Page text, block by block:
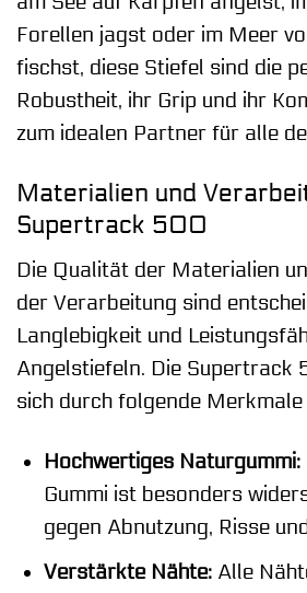
Forellen jagst oder im Meer
fischst, diese Stiefel sind die
Robustheit, ihr Grip und ihr
zum idealen Partner für alle
Materialien und
Supertrack 500
Die Qualität der Materialien
der Verarbeitung sind
Langlebigkeit und
Angelstiefeln. Die Supertrack
sich durch folgende Merkmale
Hochwertiges Naturgummi:
Gummi ist besonders
gegen Abnutzung, Risse
Verstärkte Nähte:Alle